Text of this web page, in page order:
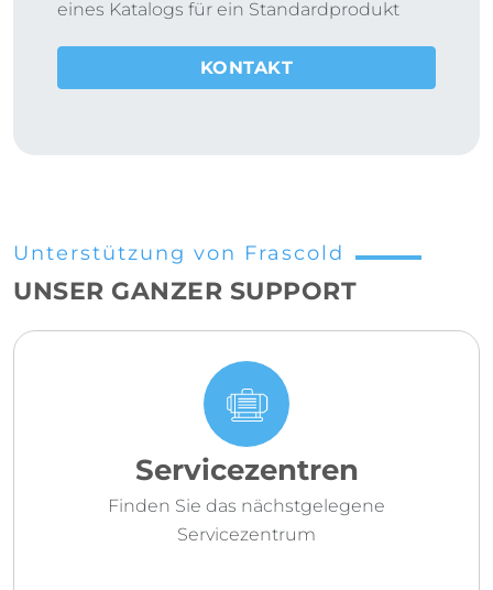
eines Katalogs für ein Standardprodukt
KONTAKT
Unterstützung von Frascold
UNSER GANZER SUPPORT
Servicezentren
Finden Sie das nächstgelegene
Servicezentrum